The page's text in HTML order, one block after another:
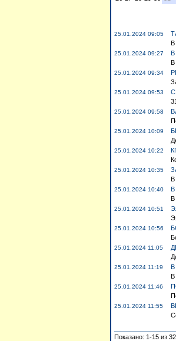
25.01.2024 09:05
В
25.01.2024 09:27
В
В
25.01.2024 09:34
25.01.2024 09:53
25.01.2024 09:58
25.01.2024 10:09
25.01.2024 10:22
25.01.2024 10:35
В
25.01.2024 10:40
В
В
25.01.2024 10:51
25.01.2024 10:56
25.01.2024 11:05
25.01.2024 11:19
В
В
25.01.2024 11:46
25.01.2024 11:55
Показано: 1-15 из